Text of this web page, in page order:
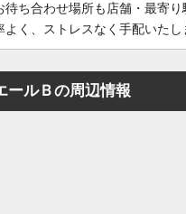
待ち合わせ場所も店舗・最寄
よく、ストレスなく手配いたし
ールＢの周辺情報